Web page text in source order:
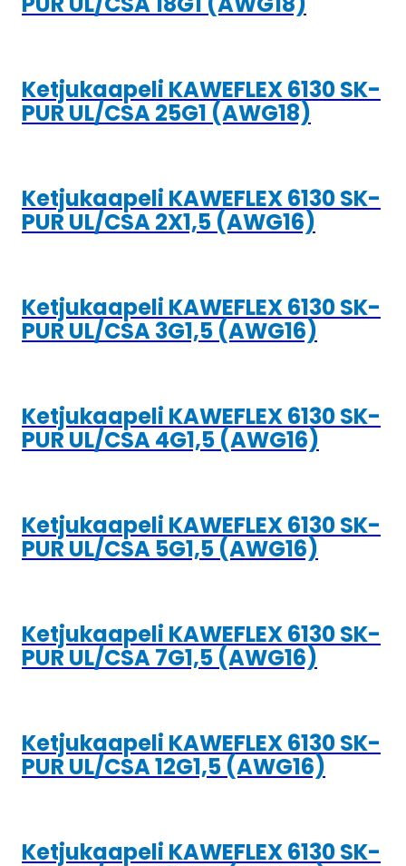
Ketjukaapeli KAWEFLEX 6130 SK-
PUR UL/CSA 25G1 (AWG18)
Ketjukaapeli KAWEFLEX 6130 SK-
PUR UL/CSA 2X1,5 (AWG16)
Ketjukaapeli KAWEFLEX 6130 SK-
PUR UL/CSA 3G1,5 (AWG16)
Ketjukaapeli KAWEFLEX 6130 SK-
PUR UL/CSA 4G1,5 (AWG16)
Ketjukaapeli KAWEFLEX 6130 SK-
PUR UL/CSA 5G1,5 (AWG16)
Ketjukaapeli KAWEFLEX 6130 SK-
PUR UL/CSA 7G1,5 (AWG16)
Ketjukaapeli KAWEFLEX 6130 SK-
PUR UL/CSA 12G1,5 (AWG16)
Ketjukaapeli KAWEFLEX 6130 SK-